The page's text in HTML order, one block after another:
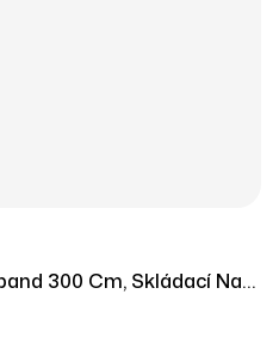
300 Cm, Skládací Na